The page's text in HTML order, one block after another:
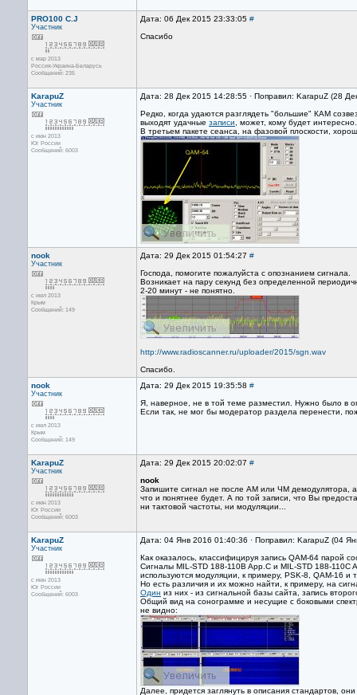
PRO100 C.J
Участник
с мар 2013
Россия-Украина-Беларусь
Сообщений: 235
Дата: 06 Дек 2015 23:33:05 #
Спасибо
KarapuZ
Участник
с июн 2013
Юг России
Сообщений: 6003
Дата: 28 Дек 2015 14:28:55 · Поправил: KarapuZ (28
Редко, когда удаются разглядеть "большие" КАМ
выходят удачные записи , может, кому будет интересно.
В третьем пакете сеанса, на фазовой плоскости,
nook
Участник
с июл 2013
Крым
Сообщений: 149
Дата: 29 Дек 2015 01:54:27 #
Господа, помогите пожалуйста с опознанием сигнала.
Возникает на пару секунд без определенной
2-20 минут - не понятно.
http://www.radioscanner.ru/uploader/2015/sgn.wav
Спасибо.
nook
Участник
с июл 2013
Крым
Сообщений: 149
Дата: 29 Дек 2015 19:35:58 #
Я, наверное, не в той теме разместил. Нужно было в
Если так, не мог бы модератор раздела перенести,
KarapuZ
Участник
с июн 2013
Юг России
Сообщений: 6003
Дата: 29 Дек 2015 20:02:07 #
nook
Запишите сигнал не после АМ или ЧМ демодулятора,
что и понятнее будет. А по той записи, что Вы
ни тактовой частоты, ни модуляции...
KarapuZ
Участник
с июн 2013
Юг России
Сообщений: 6003
Дата: 04 Янв 2016 01:40:36 · Поправил: KarapuZ (04
Как оказалось, классифицируя запись QAM-64 парой
Сигналы MIL-STD 188-110B App.C и MIL-STD 188-
используются модуляции, к примеру, PSK-8, QAM-16 и
Но есть различия и их можно найти, к примеру, на
Один из них - из сигнальной базы сайта, запись
Общий вид на сонограмме и несущие с боковыми
не видно:
Далее, придется заглянуть в описания стандартов,